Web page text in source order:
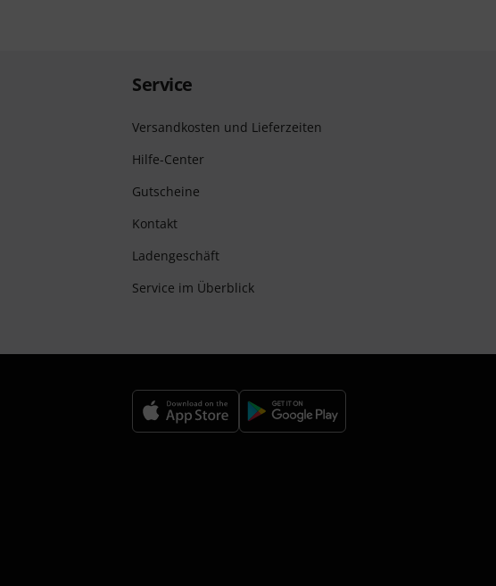
Service
Versandkosten und Lieferzeiten
Hilfe-Center
Gutscheine
Kontakt
Ladengeschäft
Service im Überblick